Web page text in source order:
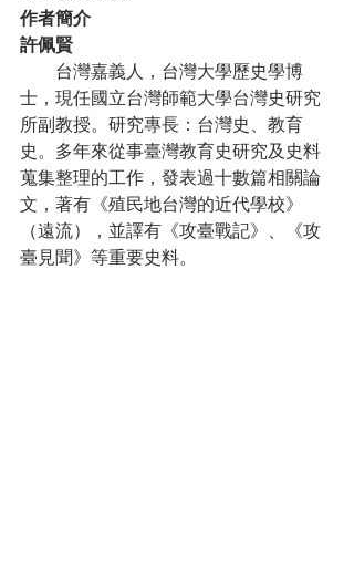
作者簡介
許佩賢
台灣嘉義人，台灣大學歷史學博
士，現任國立台灣師範大學台灣史研究
所副教授。研究專長：台灣史、教育
史。多年來從事臺灣教育史研究及史料
蒐集整理的工作，發表過十數篇相關論
文，著有《殖民地台灣的近代學校》
（遠流），並譯有《攻臺戰記》、《攻
臺見聞》等重要史料。